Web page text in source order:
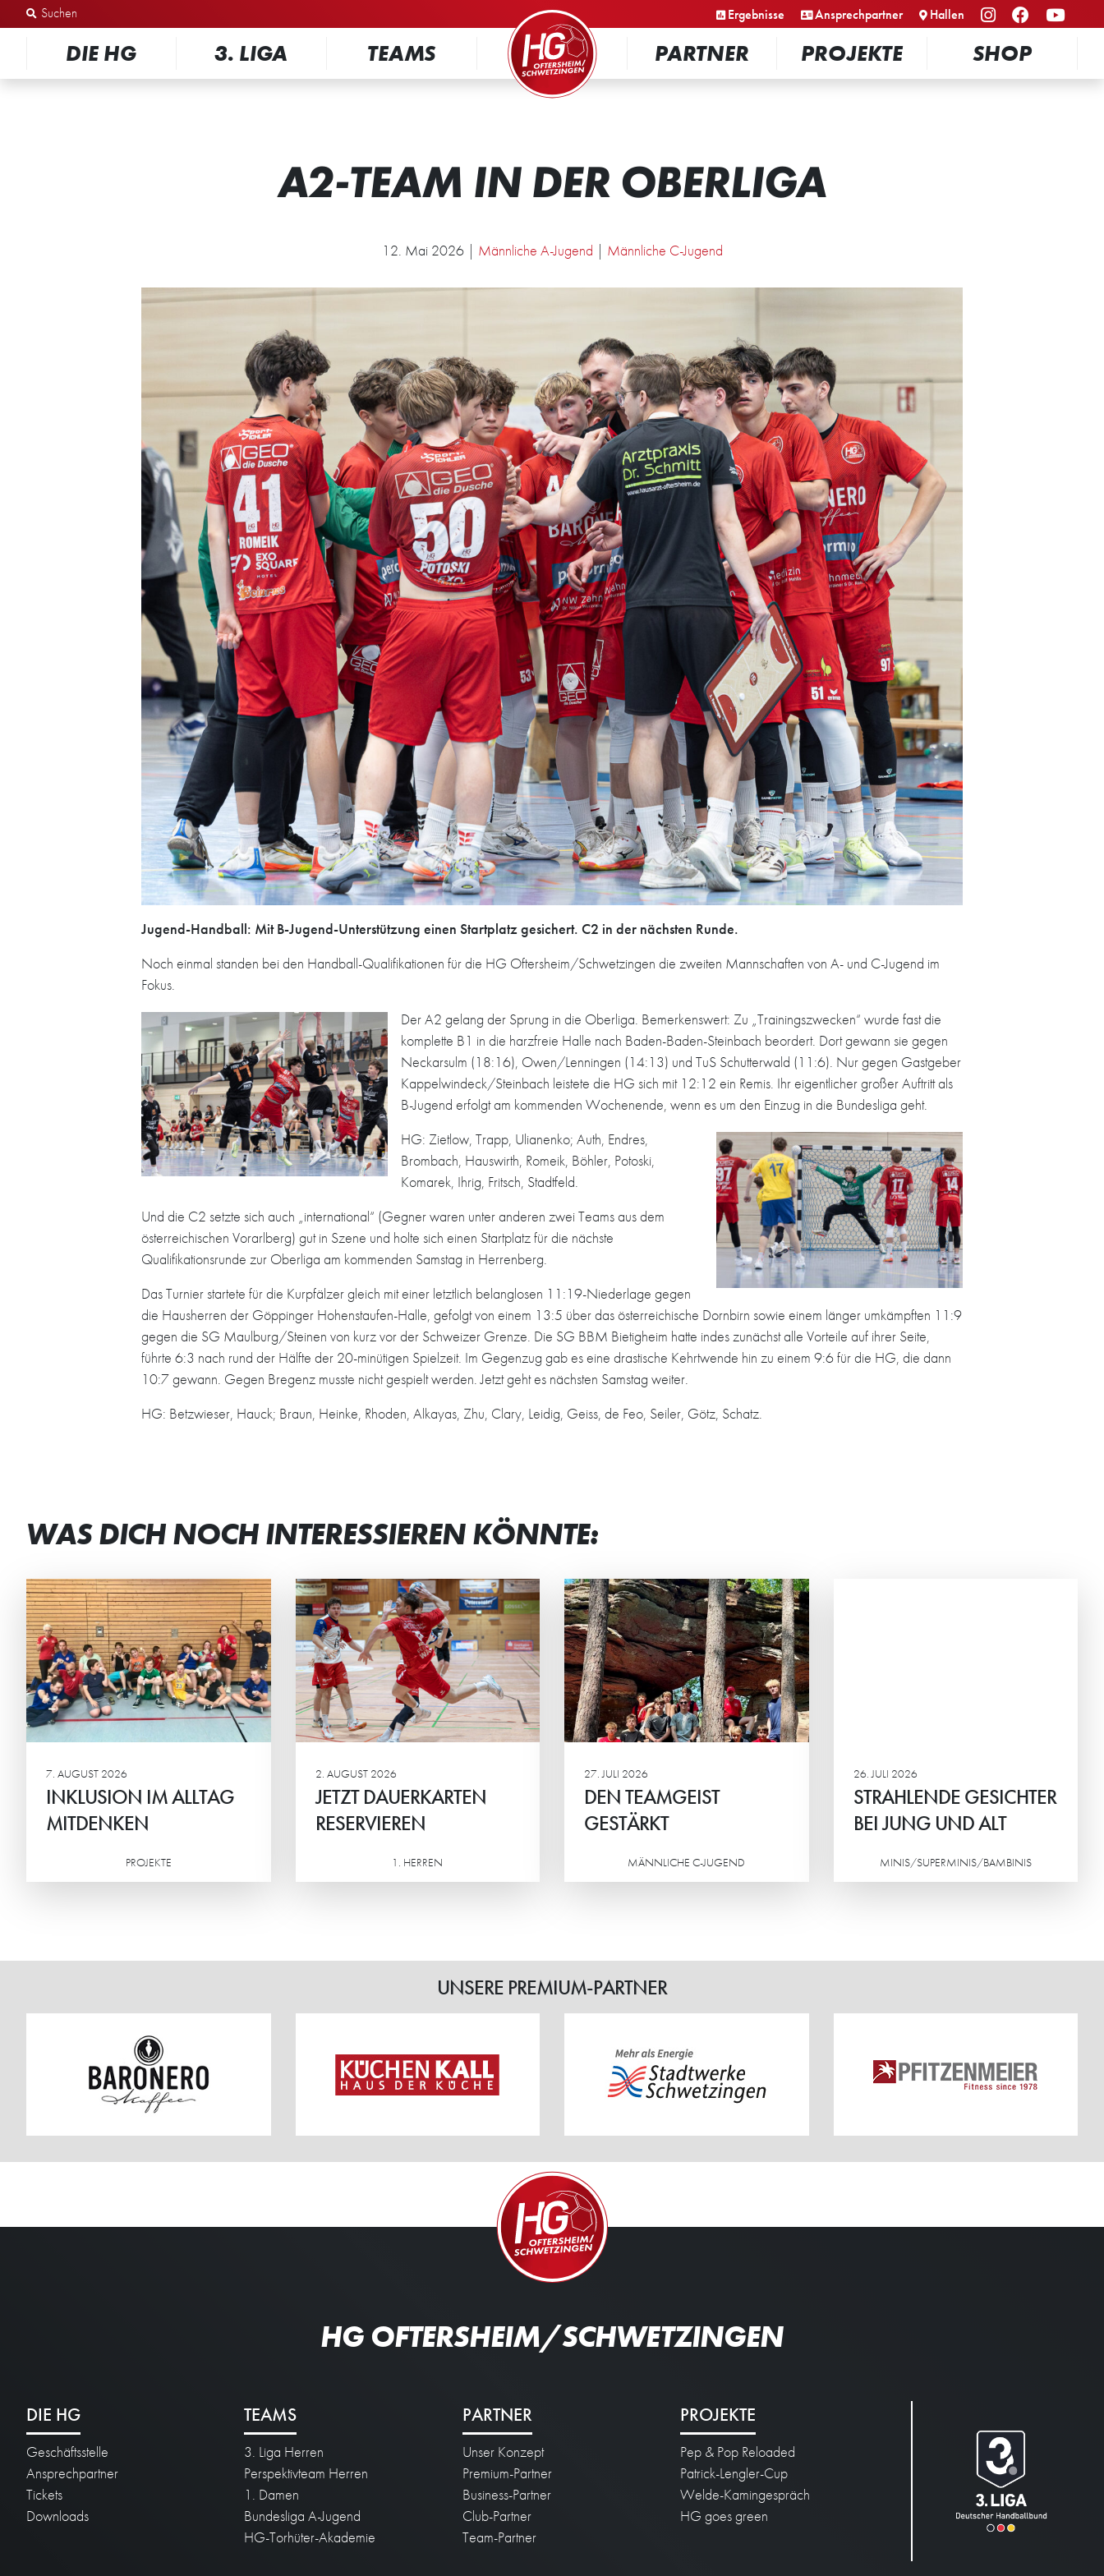
Zum Inhalt springen Ergebnisse Ansprechpartner Hallen
DIE HG 3. LIGA TEAMS
PARTNER
PROJEKTE SHOP
A2-TEAM IN DER OBERLIGA
12. Mai 2026 | Männliche A-Jugend Männliche C-Jugend
Jugend-Handball: Mit B-Jugend-Unterstützung einen Startplatz gesichert. C2 in der nächsten Runde.
Noch einmal standen bei den Handball-Qualifikationen für die HG Oftersheim/Schwetzingen die zweiten Mannschaften von A- und C-Jugend im
Fokus.
Der A2 gelang der Sprung in die Oberliga. Bemerkenswert: Zu „Trainingszwecken“ wurde fast die
komplette B1 in die harzfreie Halle nach Baden-Baden-Steinbach beordert. Dort gewann sie gegen
Neckarsulm (18:16), Owen/Lenningen (14:13) und TuS Schutterwald (11:6). Nur gegen Gastgeber
Kappelwindeck/Steinbach leistete die HG sich mit 12:12 ein Remis. Ihr eigentlicher großer Auftritt als
B-Jugend erfolgt am kommenden Wochenende, wenn es um den Einzug in die Bundesliga geht.
HG: Zietlow, Trapp, Ulianenko; Auth, Endres,
Brombach, Hauswirth, Romeik, Böhler, Potoski,
Komarek, Ihrig, Fritsch, Stadtfeld.
Und die C2 setzte sich auch „international“ (Gegner waren unter anderen zwei Teams aus dem
österreichischen Vorarlberg) gut in Szene und holte sich einen Startplatz für die nächste
Qualifikationsrunde zur Oberliga am kommenden Samstag in Herrenberg.
Das Turnier startete für die Kurpfälzer gleich mit einer letztlich belanglosen 11:19-Niederlage gegen
die Hausherren der Göppinger Hohenstaufen-Halle, gefolgt von einem 13:5 über das österreichische Dornbirn sowie einem länger umkämpften 11:9
gegen die SG Maulburg/Steinen von kurz vor der Schweizer Grenze. Die SG BBM Bietigheim hatte indes zunächst alle Vorteile auf ihrer Seite,
führte 6:3 nach rund der Hälfte der 20-minütigen Spielzeit. Im Gegenzug gab es eine drastische Kehrtwende hin zu einem 9:6 für die HG, die dann
10:7 gewann. Gegen Bregenz musste nicht gespielt werden. Jetzt geht es nächsten Samstag weiter.
HG: Betzwieser, Hauck; Braun, Heinke, Rhoden, Alkayas, Zhu, Clary, Leidig, Geiss, de Feo, Seiler, Götz, Schatz.
WAS DICH NOCH INTERESSIEREN KÖNNTE:
7. AUGUST 2026
INKLUSION IM ALLTAG
MITDENKEN
PROJEKTE
2. AUGUST 2026
JETZT DAUERKARTEN
RESERVIEREN
1. HERREN
JETZT DAUERKARTEN
RESERVIEREN
Ab sofort können sich die HG-
Fans ihren Sitzplatz für die
Regionalliga sichern.
27. JULI 2026
DEN TEAMGEIST
GESTÄRKT
MÄNNLICHE C-JUGEND
DEN TEAMGEIST
GESTÄRKT
Die männliche C2 der HG
verbrachte ein actionreiches
Wochenende in der Südpfalz.
26. JULI 2026
STRAHLENDE GESICHTER
BEI JUNG UND ALT
MINIS/SUPERMINIS/BAMBINIS
STRAHLENDE GESICHTER
BEI JUNG UND ALT
Beim Eltern-Kind-Turnier der HG-
Minis standen vor allem der
gemeinsame Spaß, sportlicher
Ehrgeiz und das Miteinander im
UNSERE PREMIUM-PARTNER
HG OFTERSHEIM/SCHWETZINGEN
DIE HG
Geschäftsstelle
Ansprechpartner
Tickets
Downloads
TEAMS
3. Liga Herren
Perspektivteam Herren
1. Damen
Bundesliga A-Jugend
HG-Torhüter-Akademie
PARTNER
Unser Konzept
Premium-Partner
Business-Partner
Club-Partner
Team-Partner
PROJEKTE
Pep & Pop Reloaded
Patrick-Lengler-Cup
Welde-Kamingespräch
HG goes green